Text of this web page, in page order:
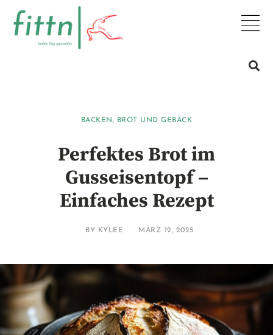
BACKEN, BROT UND GEBÄCK
Perfektes Brot im
Gusseisentopf –
Einfaches Rezept
BY KYLEE MÄRZ 12, 2025